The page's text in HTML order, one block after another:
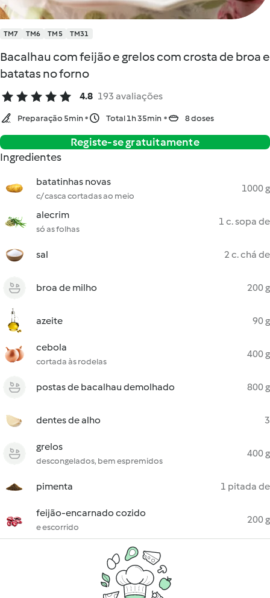
TM7 TM6 TM5 TM31
Bacalhau com feijão e grelos com crosta de broa e
batatas no forno
4.8 193 avaliações
Preparação 5min Total 1h 35min 8 doses
Registe-se gratuitamente
Ingredientes
batatinhas novas
c/ casca cortadas ao meio
1000 g
alecrim
só as folhas
1 c. sopa de
sal 2 c. chá de
broa de milho 200 g
azeite 90 g
cebola
cortada às rodelas
400 g
postas de bacalhau demolhado 800 g
dentes de alho 3
grelos
descongelados, bem espremidos
400 g
pimenta 1 pitada de
feijão-encarnado cozido
e escorrido
200 g